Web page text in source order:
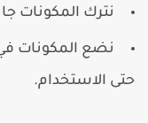
نترك المكونات
نضع المكونات في
الاستخدام.